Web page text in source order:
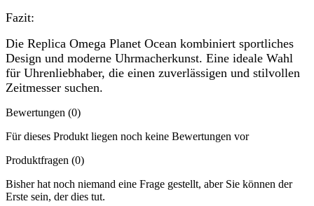
Fazit:
Die Replica Omega Planet Ocean kombiniert sportliches
Design und moderne Uhrmacherkunst. Eine ideale Wahl
für Uhrenliebhaber, die einen zuverlässigen und stilvollen
Zeitmesser suchen.
Bewertungen (0)
Für dieses Produkt liegen noch keine Bewertungen vor
Produktfragen (0)
Bisher hat noch niemand eine Frage gestellt, aber Sie können der
Erste sein, der dies tut.